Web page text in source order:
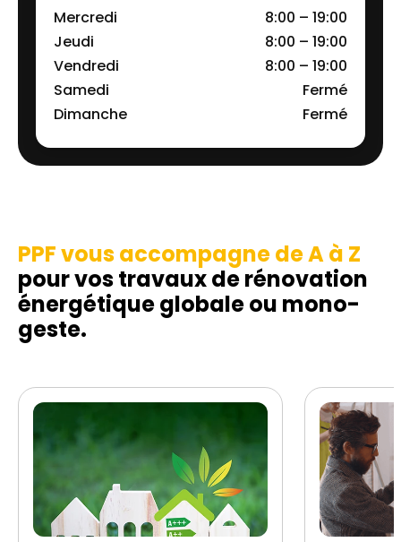
Mercredi
8:00 – 19:00
Jeudi
8:00 – 19:00
Vendredi
8:00 – 19:00
Samedi
Fermé
Dimanche
Fermé
PPF vous accompagne de A à Z
pour vos travaux de rénovation
énergétique globale ou mono-
geste.